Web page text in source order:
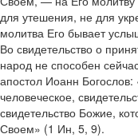
для утешения, не для
молитва Его бывает
Во свидетельство о
народ не способен
апостол Иоанн
человеческое,
свидетельство Божие,
Своем» (1 Ин, 5, 9).